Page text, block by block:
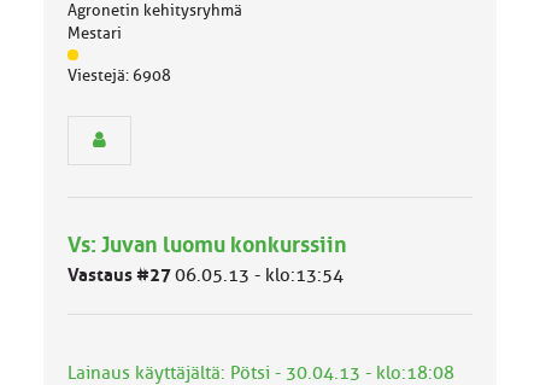
Agronetin kehitysryhmä
Mestari
J
ä
m
ä
k
Viestejä: 6908
Vs: Juvan luomu konkurssiin
Vastaus #2706.05.13 - klo:13:54
Lainaus käyttäjältä: Pötsi - 30.04.13 - klo:18:08